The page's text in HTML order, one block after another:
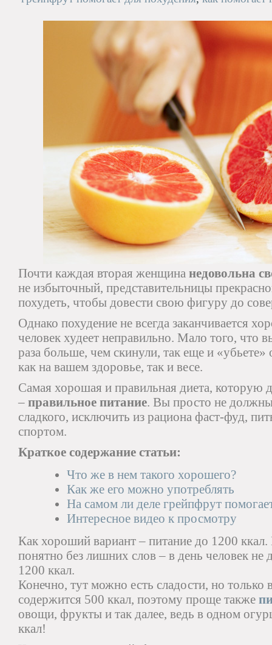
Почти каждая вторая женщина недовольна
не избыточный, представительницы
похудеть, чтобы довести свою фигуру до
Однако похудение не всегда заканчивается
человек худеет неправильно. Мало того, что
раза больше, чем скинули, так еще и
как на вашем здоровье, так и весе.
Самая хорошая и правильная диета, которую
– правильное питание. Вы просто не
сладкого, исключить из рациона фаст-фуд,
спортом.
Краткое содержание статьи:
Что же в нем такого хорошего?
Как же его можно употреблять
На самом ли деле грейпфрут
Интересное видео к просмотру
Как хороший вариант – питание до 1200 ккал.
понятно без лишних слов – в день человек
1200 ккал.
Конечно, тут можно есть сладости, но только
содержится 500 ккал, поэтому проще также
овощи, фрукты и так далее, ведь в одном
ккал!